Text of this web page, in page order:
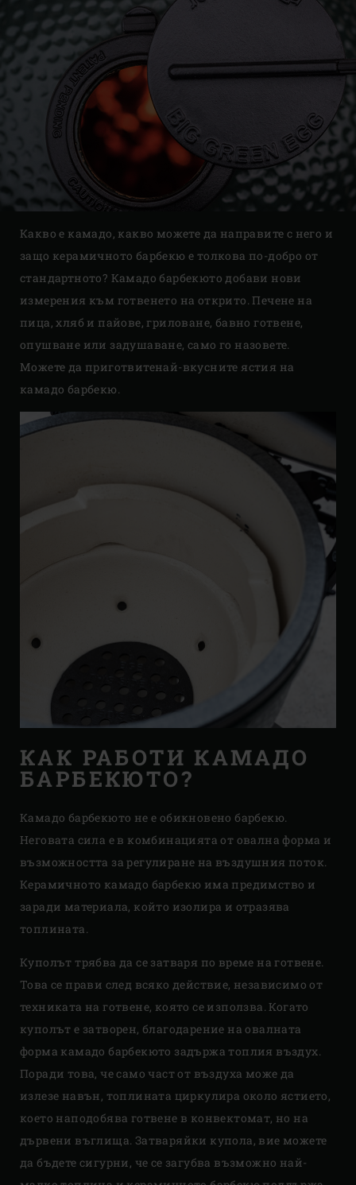
Какво е камадо, какво можете да направите с него и
защо керамичното барбекю е толкова по-добро от
стандартното? Камадо барбекюто добави нови
измерения към готвенето на открито. Печене на
пица, хляб и пайове, гриловане, бавно готвене,
опушване или задушаване, само го назовете.
Можете да приготвитенай-вкусните ястия на
камадо барбекю.
КАК РАБОТИ КАМАДО
БАРБЕКЮТО?
Камадо барбекюто не е обикновено барбекю.
Неговата сила е в комбинацията от овална форма и
възможността за регулиране на въздушния поток.
Керамичното камадо барбекю има предимство и
заради материала, който изолира и отразява
топлината.
Куполът трябва да се затваря по време на готвене.
Това се прави след всяко действие, независимо от
техниката на готвене, която се използва. Когато
куполът е затворен, благодарение на овалната
форма камадо барбекюто задържа топлия въздух.
Поради това, че само част от въздуха може да
излезе навън, топлината циркулира около ястието,
което наподобява готвене в конвектомат, но на
дървени въглища. Затваряйки купола, вие можете
да бъдете сигурни, че се загубва възможно най-